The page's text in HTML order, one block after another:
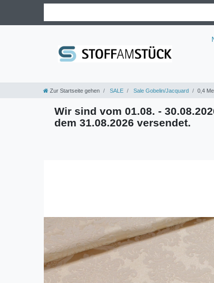
Zur Startseite gehen SALE Sale Gobelin/Jacquard 0,4
Wir sind vom 01.08. -
dem 31.08.2026 versendet.